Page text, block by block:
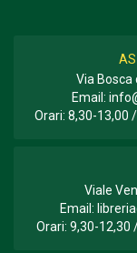
Storico - Descrittivo
Via Bosca
Email:
Orari: 8,30-13,00
Viale
Email:
Orari: 9,30-12,30